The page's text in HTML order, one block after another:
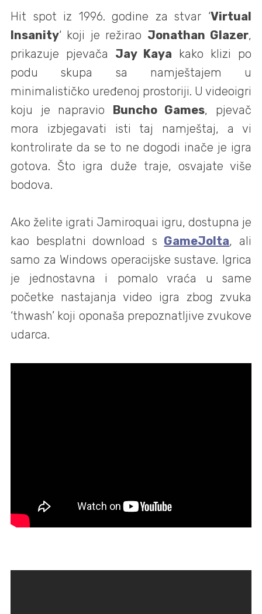
Hit spot iz 1996. godine za stvar ‘Virtual
Insanity‘ koji je režirao Jonathan Glazer,
prikazuje pjevača Jay Kaya kako klizi po
podu skupa sa namještajem u
minimalističko uređenoj prostoriji. U videoigri
koju je napravio Buncho Games, pjevač
mora izbjegavati isti taj namještaj, a vi
kontrolirate da se to ne dogodi inače je igra
gotova. Što igra duže traje, osvajate više
bodova.
Ako želite igrati ​​Jamiroquai igru, dostupna je
kao besplatni download s GameJolta, ali
samo za Windows operacijske sustave. Igrica
je jednostavna i pomalo vraća u same
početke nastajanja video igra zbog zvuka
‘thwash’ koji oponaša prepoznatljive zvukove
udarca.